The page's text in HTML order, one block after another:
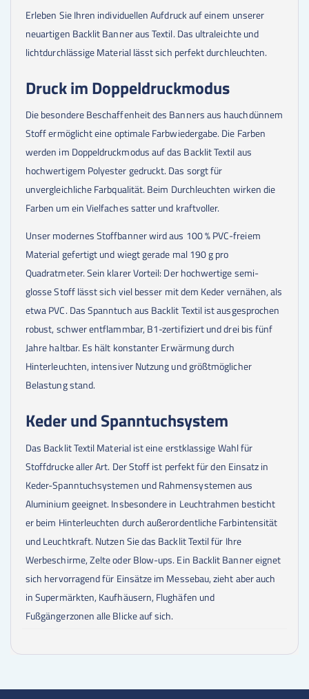
Erleben Sie Ihren individuellen Aufdruck auf einem unserer
neuartigen Backlit Banner aus Textil. Das ultraleichte und
lichtdurchlässige Material lässt sich perfekt durchleuchten.
Druck im Doppeldruckmodus
Die besondere Beschaffenheit des Banners aus hauchdünnem
Stoff ermöglicht eine optimale Farbwiedergabe. Die Farben
werden im Doppeldruckmodus auf das Backlit Textil aus
hochwertigem Polyester gedruckt. Das sorgt für
unvergleichliche Farbqualität. Beim Durchleuchten wirken die
Farben um ein Vielfaches satter und kraftvoller.
Unser modernes Stoffbanner wird aus 100 % PVC-freiem
Material gefertigt und wiegt gerade mal 190 g pro
Quadratmeter. Sein klarer Vorteil: Der hochwertige semi-
glosse Stoff lässt sich viel besser mit dem Keder vernähen, als
etwa PVC. Das Spanntuch aus Backlit Textil ist ausgesprochen
robust, schwer entflammbar, B1-zertifiziert und drei bis fünf
Jahre haltbar. Es hält konstanter Erwärmung durch
Hinterleuchten, intensiver Nutzung und größtmöglicher
Belastung stand.
Keder und Spanntuchsystem
Das Backlit Textil Material ist eine erstklassige Wahl für
Stoffdrucke aller Art. Der Stoff ist perfekt für den Einsatz in
Keder-Spanntuchsystemen und Rahmensystemen aus
Aluminium geeignet. Insbesondere in Leuchtrahmen besticht
er beim Hinterleuchten durch außerordentliche Farbintensität
und Leuchtkraft. Nutzen Sie das Backlit Textil für Ihre
Werbeschirme, Zelte oder Blow-ups. Ein Backlit Banner eignet
sich hervorragend für Einsätze im Messebau, zieht aber auch
in Supermärkten, Kaufhäusern, Flughäfen und
Fußgängerzonen alle Blicke auf sich.